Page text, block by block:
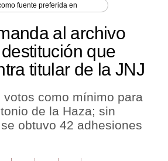
fuente preferida en
al archivo
que
titular de la JNJ
votos como mínimo para
de la Haza; sin
obtuvo 42 adhesiones